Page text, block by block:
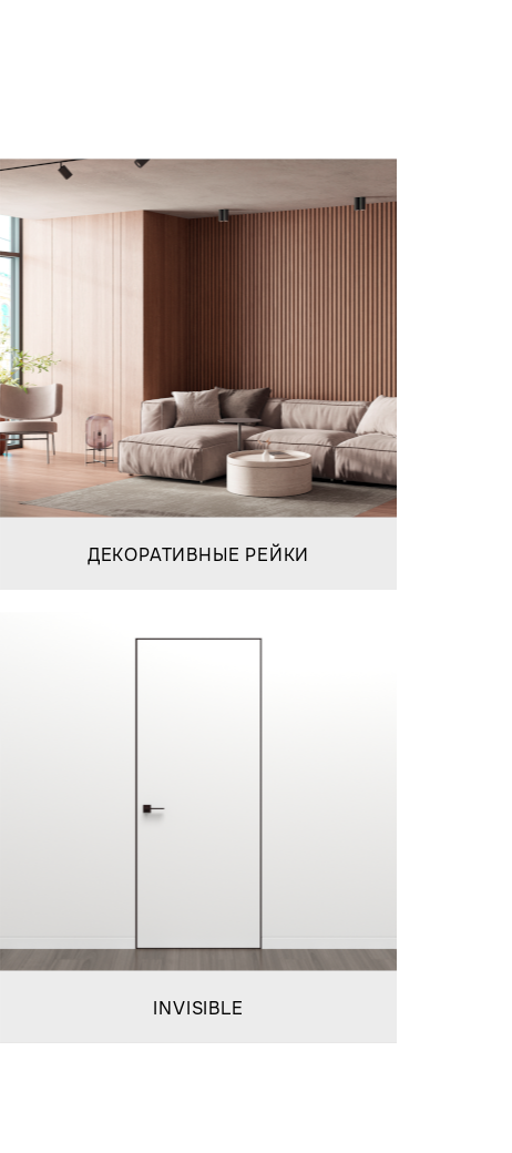
ДЕКОРАТИВНЫЕ РЕЙКИ
INVISIBLE